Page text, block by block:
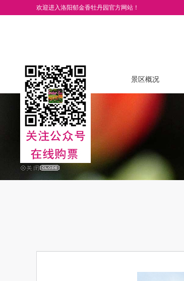
欢迎进入洛阳郁金香牡丹园官方网站！
网站首页 景区概况